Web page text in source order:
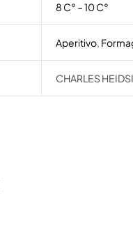
8 C° – 10 C°
Aperitivo,
CHARLES